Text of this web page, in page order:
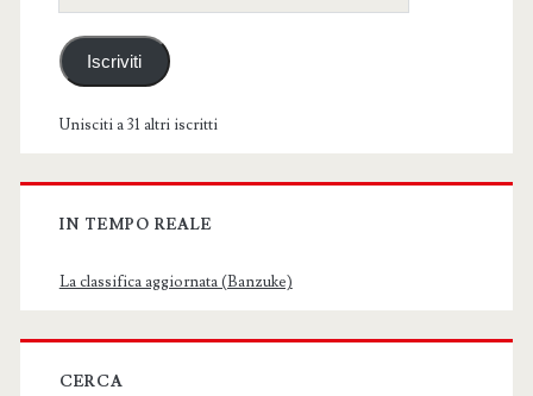
email
Iscriviti
Unisciti a 31 altri iscritti
IN TEMPO REALE
La classifica aggiornata (Banzuke)
CERCA